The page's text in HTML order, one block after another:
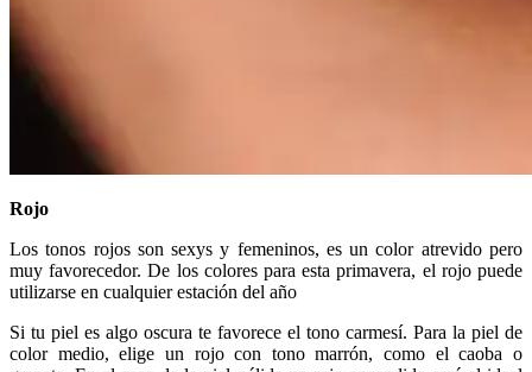
Rojo
Los tonos rojos son sexys y femeninos, es un color atrevido pero
muy favorecedor. De los colores para esta primavera, el rojo puede
utilizarse en cualquier estación del año
Si tu piel es algo oscura te favorece el tono carmesí. Para la piel de
color medio, elige un rojo con tono marrón, como el caoba o